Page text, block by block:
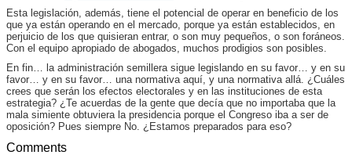
Esta legislación, además, tiene el potencial de operar en beneficio de los
que ya están operando en el mercado, porque ya están establecidos, en
perjuicio de los que quisieran entrar, o son muy pequeños, o son foráneos.
Con el equipo apropiado de abogados, muchos prodigios son posibles.
En fin… la administración semillera sigue legislando en su favor… y en su
favor… y en su favor… una normativa aquí, y una normativa allá. ¿Cuáles
crees que serán los efectos electorales y en las instituciones de esta
estrategia? ¿Te acuerdas de la gente que decía que no importaba que la
mala simiente obtuviera la presidencia porque el Congreso iba a ser de
oposición? Pues siempre No. ¿Estamos preparados para eso?
Comments